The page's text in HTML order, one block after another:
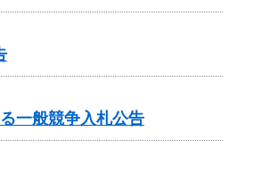
一般競争入札公告